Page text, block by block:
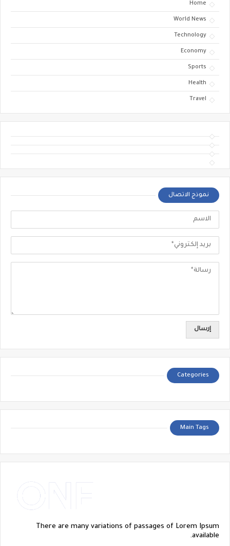
Home
World News
Technology
Economy
Sports
Health
Travel
نموذج الاتصال
Categories
Main Tags
There are many variations of passages of Lorem Ipsum
available.